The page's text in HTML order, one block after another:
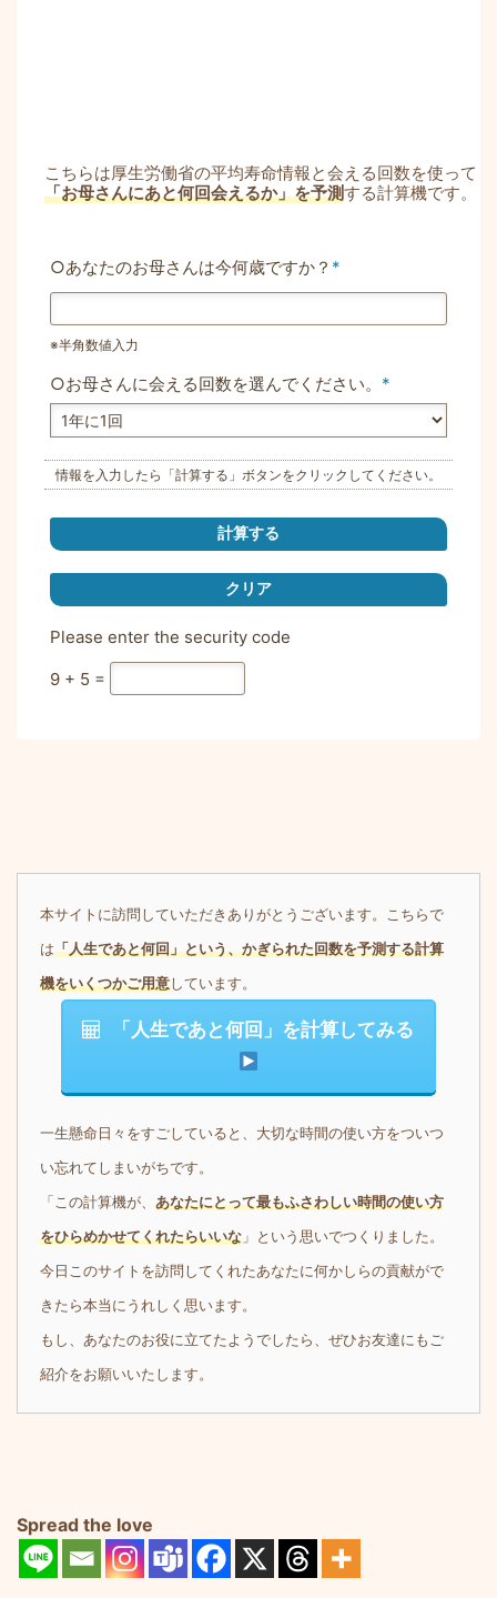
こちらは厚生労働省の平均寿命情報と会える回数を使って
「お母さんにあと何回会えるか」を予測する計算機です。
○あなたのお母さんは今何歳ですか？ *
※半角数値入力
○お母さんに会える回数を選んでください。 *
情報を入力したら「計算する」ボタンをクリックしてください。
Please enter the security code
9 + 5 =
本サイトに訪問していただきありがとうございます。こちらで
は「人生であと何回」という、かぎられた回数を予測する計算
機をいくつかご用意しています。
「人生であと何回」を計算してみる
一生懸命日々をすごしていると、大切な時間の使い方をついつ
い忘れてしまいがちです。
「この計算機が、 あなたにとって最もふさわしい時間の使い方
をひらめかせてくれたらいいな 」という思いでつくりました。
今日このサイトを訪問してくれたあなたに何かしらの貢献がで
きたら本当にうれしく思います。
もし、あなたのお役に立てたようでしたら、ぜひお友達にもご
紹介をお願いいたします。
Spread the love